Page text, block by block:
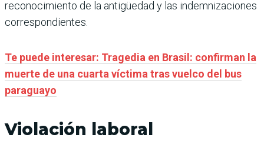
reconocimiento de la antigüedad y las indemnizaciones
correspondientes.
Te puede interesar: Tragedia en Brasil: confirman la
muerte de una cuarta víctima tras vuelco del bus
paraguayo
Violación laboral